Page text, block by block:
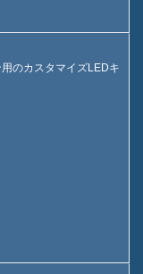
のカスタマイズLEDキ